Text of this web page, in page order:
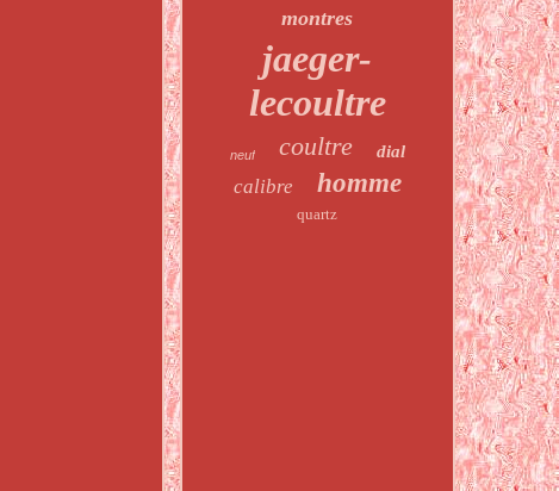
montres
jaeger-
lecoultre
neuf coultre dial
calibre homme
quartz